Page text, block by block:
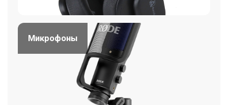
Микрофоны